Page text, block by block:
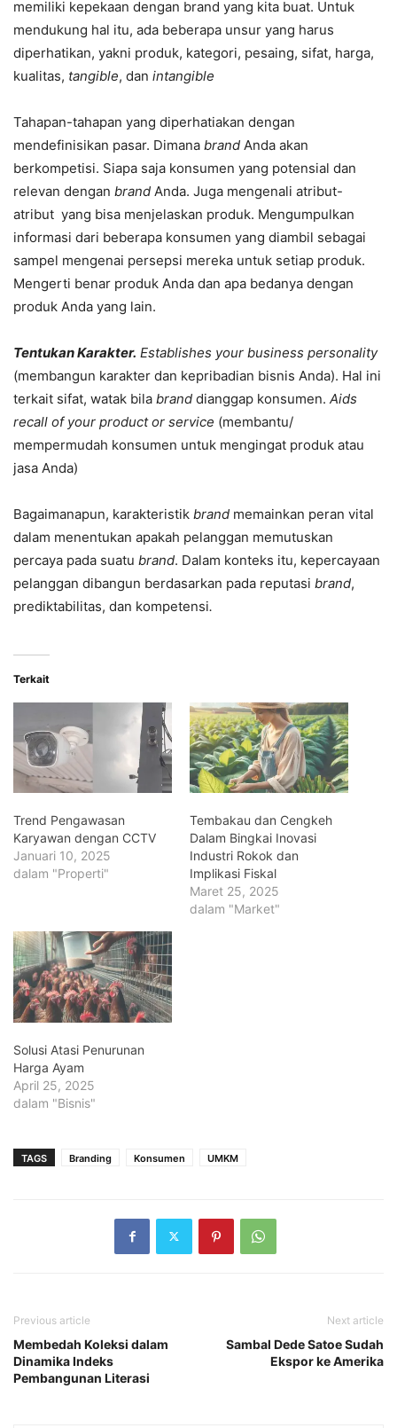
memiliki kepekaan dengan brand yang kita buat. Untuk
mendukung hal itu, ada beberapa unsur yang harus
diperhatikan, yakni produk, kategori, pesaing, sifat, harga,
kualitas, tangible, dan intangible
Tahapan-tahapan yang diperhatiakan dengan
mendefinisikan pasar. Dimana brand Anda akan
berkompetisi. Siapa saja konsumen yang potensial dan
relevan dengan brand Anda. Juga mengenali atribut-
atribut yang bisa menjelaskan produk. Mengumpulkan
informasi dari beberapa konsumen yang diambil sebagai
sampel mengenai persepsi mereka untuk setiap produk.
Mengerti benar produk Anda dan apa bedanya dengan
produk Anda yang lain.
Tentukan Karakter. Establishes your business personality
(membangun karakter dan kepribadian bisnis Anda). Hal ini
terkait sifat, watak bila brand dianggap konsumen. Aids
recall of your product or service (membantu/
mempermudah konsumen untuk mengingat produk atau
jasa Anda)
Bagaimanapun, karakteristik brand memainkan peran vital
dalam menentukan apakah pelanggan memutuskan
percaya pada suatu brand. Dalam konteks itu, kepercayaan
pelanggan dibangun berdasarkan pada reputasi brand,
prediktabilitas, dan kompetensi.
Terkait
Trend Pengawasan
Karyawan dengan CCTV
Januari 10, 2025
dalam "Properti"
Tembakau dan Cengkeh
Dalam Bingkai Inovasi
Industri Rokok dan
Implikasi Fiskal
Maret 25, 2025
dalam "Market"
Solusi Atasi Penurunan
Harga Ayam
April 25, 2025
dalam "Bisnis"
TAGS Branding Konsumen UMKM
Previous article
Membedah Koleksi dalam
Dinamika Indeks
Pembangunan Literasi
Next article
Sambal Dede Satoe Sudah
Ekspor ke Amerika